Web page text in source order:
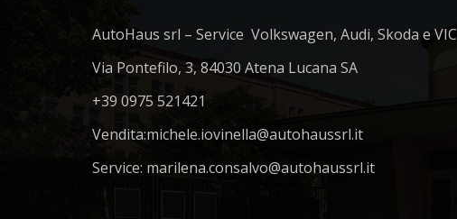
AutoHaus srl – Service Volkswagen, Audi, Skoda e VIC
Via Pontefilo, 3, 84030 Atena Lucana SA
+39 0975 521421
Vendita:michele.iovinella@autohaussrl.it
Service: marilena.consalvo@autohaussrl.it